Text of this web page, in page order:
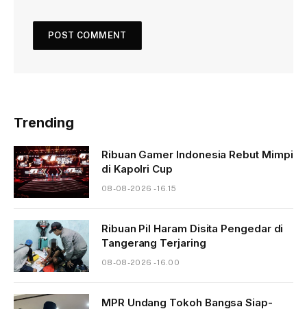
Trending
Ribuan Gamer Indonesia Rebut Mimpi
di Kapolri Cup
08-08-2026 - 16.15
Ribuan Pil Haram Disita Pengedar di
Tangerang Terjaring
08-08-2026 - 16.00
MPR Undang Tokoh Bangsa Siap-